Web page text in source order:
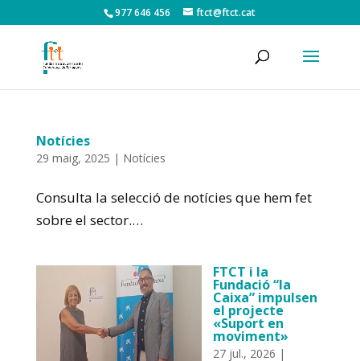
977 646 456 ftct@ftct.cat
Notícies
29 maig, 2025 | Notícies
Consulta la selecció de notícies que hem fet
sobre el sector.…
FTCT i la
Fundació “la
Caixa” impulsen
el projecte
«Suport en
moviment»
27 jul., 2026 |